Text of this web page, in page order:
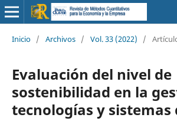
Inicio / Archivos / Vol. 33 (2022) /
Evaluación del nivel de
sostenibilidad en la
tecnologías y sistemas